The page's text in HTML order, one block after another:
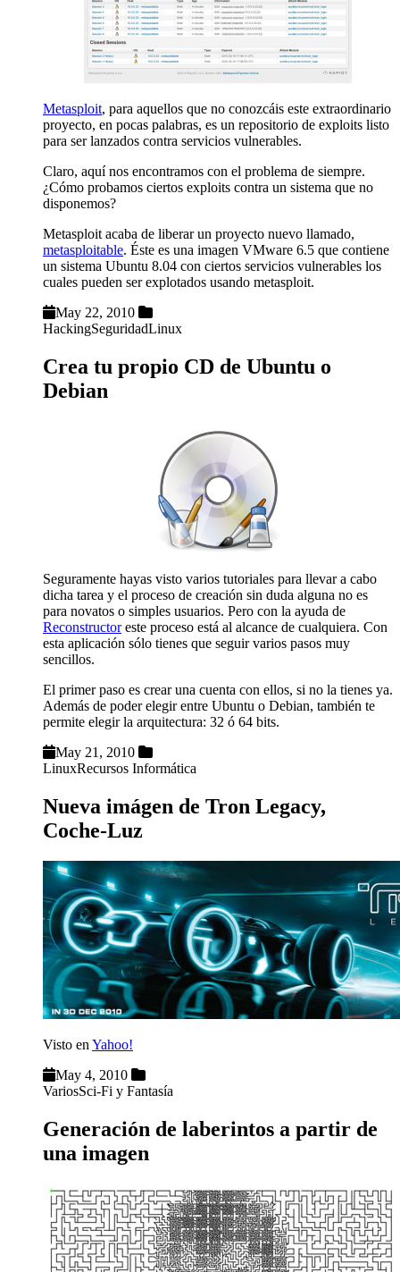
Metasploit, para aquellos que no conozcáis este extraordinario
proyecto, en pocas palabras, es un repositorio de exploits listo
para ser lanzados contra servicios vulnerables.
Claro, aquí nos encontramos con el problema de siempre.
¿Cómo probamos ciertos exploits contra un sistema que no
disponemos?
Metasploit acaba de liberar un proyecto nuevo llamado,
metasploitable. Éste es una imagen VMware 6.5 que contiene
un sistema Ubuntu 8.04 con ciertos servicios vulnerables los
cuales pueden ser explotados usando metasploit.
May 22, 2010
HackingSeguridadLinux
Crea tu propio CD de Ubuntu o
Debian
Seguramente hayas visto varios tutoriales para llevar a cabo
dicha tarea y el proceso de creación sin duda alguna no es
para novatos o simples usuarios. Pero con la ayuda de
Reconstructoreste proceso está al alcance de cualquiera. Con
esta aplicación sólo tienes que seguir varios pasos muy
sencillos.
El primer paso es crear una cuenta con ellos, si no la tienes ya.
Además de poder elegir entre Ubuntu o Debian, también te
permite elegir la arquitectura: 32 ó 64 bits.
May 21, 2010
LinuxRecursos Informática
Nueva imágen de Tron Legacy,
Coche-Luz
Visto en Yahoo!
May 4, 2010
VariosSci-Fi y Fantasía
Generación de laberintos a partir de
una imagen